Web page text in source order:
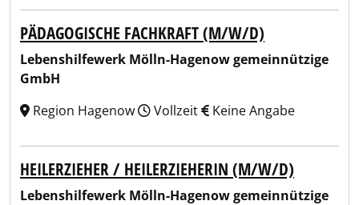
PÄDAGOGISCHE FACHKRAFT (M/W/D)
Lebenshilfewerk Mölln-Hagenow gemeinnützige
GmbH
Region Hagenow
Vollzeit Keine Angabe
HEILERZIEHER / HEILERZIEHERIN (M/W/D)
Lebenshilfewerk Mölln-Hagenow gemeinnützige